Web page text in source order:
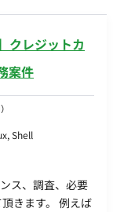
クレジットカ
案件
Shell
ス、調査、必要
きます。 例えば